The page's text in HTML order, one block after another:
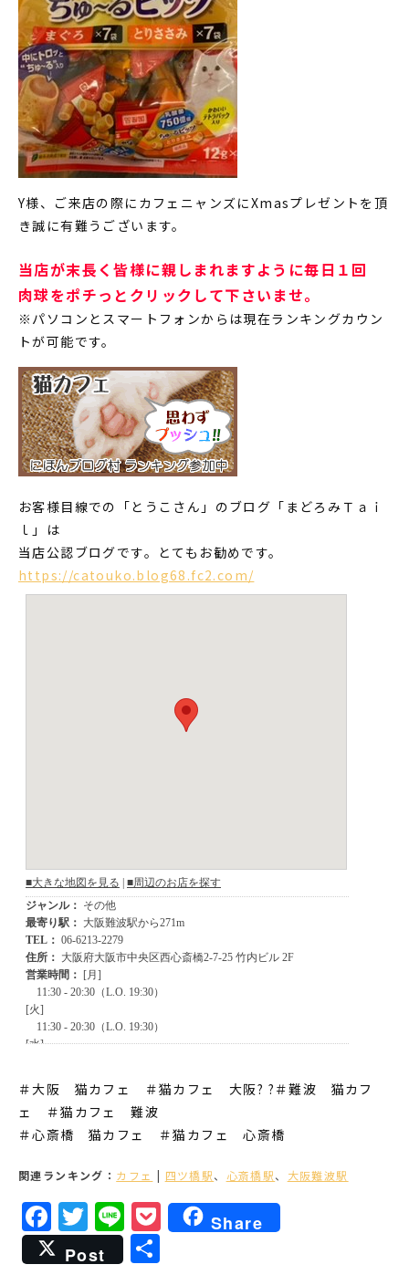
Y様、ご来店の際にカフェニャンズにXmasプレゼントを頂
き誠に有難うございます。
当店が末長く皆様に親しまれますように毎日１回
肉球をポチっとクリックして下さいませ。
※パソコンとスマートフォンからは現在ランキングカウン
トが可能です。
お客様目線での「とうこさん」のブログ「まどろみＴａｉ
ｌ」は
当店公認ブログです。とてもお勧めです。
https://catouko.blog68.fc2.com/
＃大阪 猫カフェ ＃猫カフェ 大阪? ?＃難波 猫カフ
ェ ＃猫カフェ 難波
＃心斎橋 猫カフェ ＃猫カフェ 心斎橋
関連ランキング： カフェ | 四ツ橋駅、 心斎橋駅、 大阪難波駅
Facebook
Twitter
LinePocket
Share
Post
共